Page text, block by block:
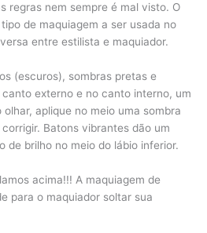
regras nem sempre é mal visto. O
de maquiagem a ser usada no
entre estilista e maquiador.
(escuros), sombras pretas e
externo e no canto interno, um
aplique no meio uma sombra
Batons vibrantes dão um
de brilho no meio do lábio inferior.
acima!!! A maquiagem de
para o maquiador soltar sua